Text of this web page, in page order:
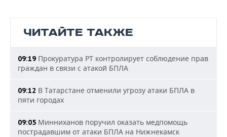
ЧИТАЙТЕ ТАКЖЕ
09:19 Прокуратура РТ контролирует соблюдение прав
граждан в связи с атакой БПЛА
09:12 В Татарстане отменили угрозу атаки БПЛА в
пяти городах
09:05 Минниханов поручил оказать медпомощь
пострадавшим от атаки БПЛА на Нижнекамск